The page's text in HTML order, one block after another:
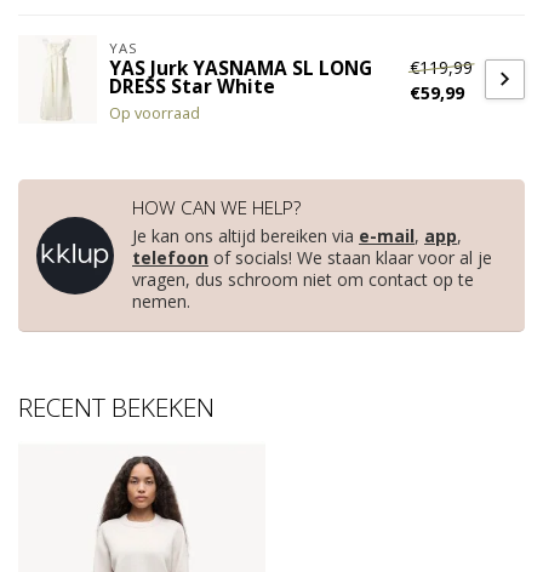
YAS
YAS Jurk YASNAMA SL LONG
DRESS Star White
Op voorraad
€119,99
€59,99
HOW CAN WE HELP?
Je kan ons altijd bereiken via e-mail, app,
telefoon of socials! We staan klaar voor al je
vragen, dus schroom niet om contact op te
nemen.
RECENT BEKEKEN